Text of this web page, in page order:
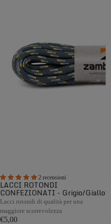
2 recensioni
LACCI ROTONDI
CONFEZIONATI - Grigio/Giallo
Lacci rotondi di qualità per una
maggiore scorrevolezza
€5,00